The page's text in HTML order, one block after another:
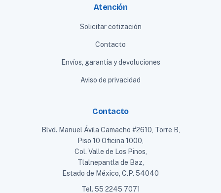
Atención
Solicitar cotización
Contacto
Envíos, garantía y devoluciones
Aviso de privacidad
Contacto
Blvd. Manuel Ávila Camacho #2610, Torre B,
Piso 10 Oficina 1000,
Col. Valle de Los Pinos,
Tlalnepantla de Baz,
Estado de México, C.P. 54040
Tel. 55 2245 7071